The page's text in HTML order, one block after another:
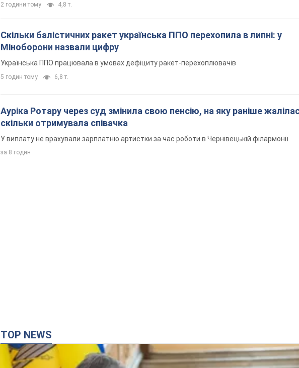
2 години тому 4,8 т.
Скільки балістичних ракет українська ППО перехопила в липні: у
Міноборони назвали цифру
Українська ППО працювала в умовах дефіциту ракет-перехоплювачів
5 годин тому 6,8 т.
Ауріка Ротару через суд змінила свою пенсію, на яку раніше
скільки отримувала співачка
У виплату не врахували зарплатню артистки за час роботи в Чернівецькій філармонії
за 8 годин
TOP NEWS